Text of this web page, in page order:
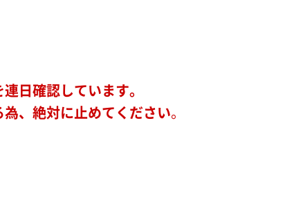
日確認しています。
、絶対に止めてください。